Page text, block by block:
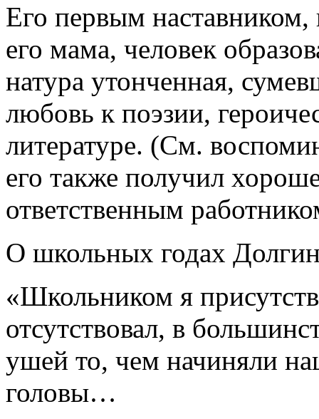
Его первым наставником,
его мама, человек
натура утонченная,
любовь к поэзии,
литературе. (См.
его также получил
ответственным
О школьных годах
«Школьником я
отсутствовал, в
ушей то, чем начиняли
головы…